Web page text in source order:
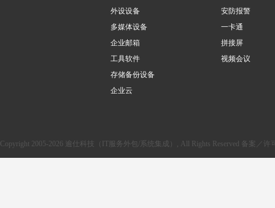
外设设备
多媒体设备
企业邮箱
工具软件
存储备份设备
企业云
安防报警
一卡通
拼接屏
视频会议
Copyright 2005-2026 逾仕科技（IT服务外包/系统集成）, All Rights Reserved 备案／